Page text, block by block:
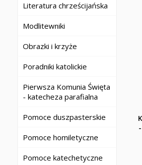
Literatura chrześcijańska
Modlitewniki
Obrazki i krzyże
Poradniki katolickie
Pierwsza Komunia Święta
- katecheza parafialna
Pomoce duszpasterskie
Pomoce homiletyczne
Pomoce katechetyczne